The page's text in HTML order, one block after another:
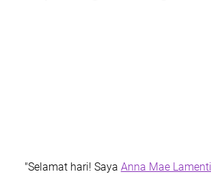
"Selamat hari! Saya Anna Mae